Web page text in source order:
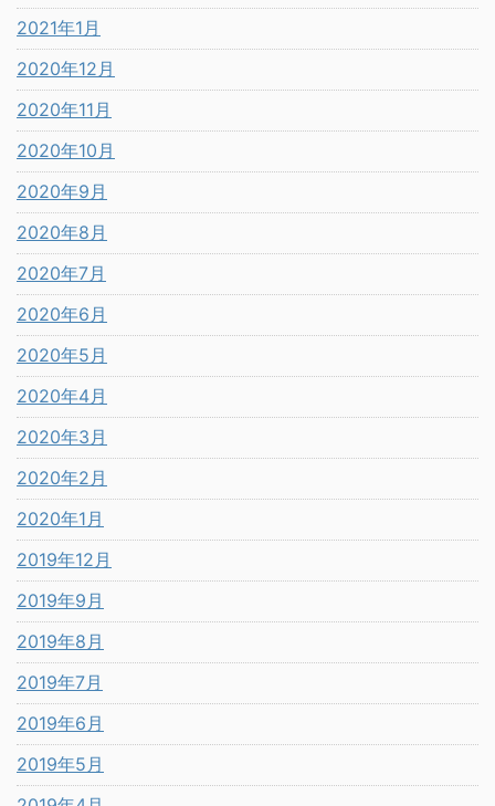
2021年1月
2020年12月
2020年11月
2020年10月
2020年9月
2020年8月
2020年7月
2020年6月
2020年5月
2020年4月
2020年3月
2020年2月
2020年1月
2019年12月
2019年9月
2019年8月
2019年7月
2019年6月
2019年5月